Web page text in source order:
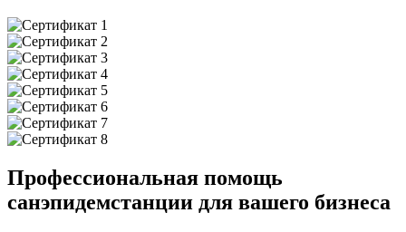
Профессиональная помощь
санэпидемстанции для вашего бизнеса